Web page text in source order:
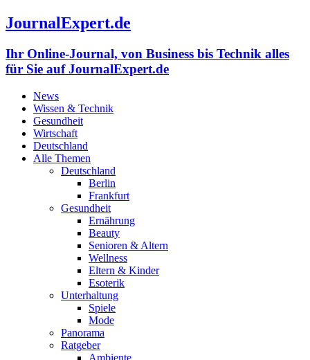
JournalExpert.de
Ihr Online-Journal, von Business bis Technik alles
für Sie auf JournalExpert.de
News
Wissen & Technik
Gesundheit
Wirtschaft
Deutschland
Alle Themen
Deutschland
Berlin
Frankfurt
Gesundheit
Ernährung
Beauty
Senioren & Altern
Wellness
Eltern & Kinder
Esoterik
Unterhaltung
Spiele
Mode
Panorama
Ratgeber
Ambiente